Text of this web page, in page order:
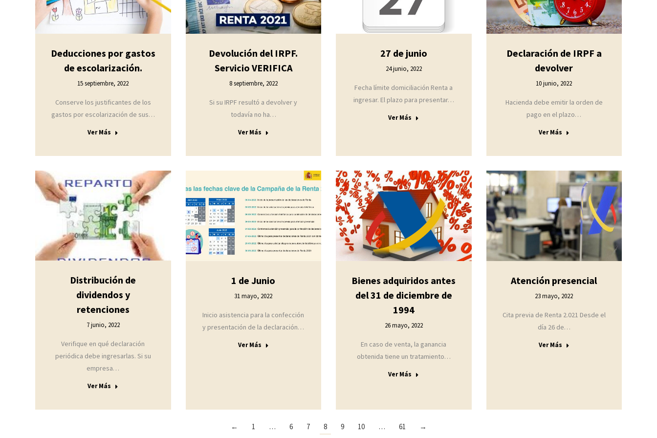
Deducciones por gastos
de escolarización.
15 septiembre, 2022
Conserve los justificantes de los
gastos por escolarización de sus…
Ver Más
Devolución del IRPF.
Servicio VERIFICA
8 septiembre, 2022
Si su IRPF resultó a devolver y
todavía no ha…
Ver Más
27 de junio
24 junio, 2022
Fecha límite domiciliación Renta a
ingresar. El plazo para presentar…
Ver Más
Declaración de IRPF a
devolver
10 junio, 2022
Hacienda debe emitir la orden de
pago en el plazo…
Ver Más
Distribución de
dividendos y
retenciones
7 junio, 2022
Verifique en qué declaración
periódica debe ingresarlas. Si su
empresa…
Ver Más
1 de Junio
31 mayo, 2022
Inicio asistencia para la confección
y presentación de la declaración…
Ver Más
Bienes adquiridos antes
del 31 de diciembre de
1994
26 mayo, 2022
En caso de venta, la ganancia
obtenida tiene un tratamiento…
Ver Más
Atención presencial
23 mayo, 2022
Cita previa de Renta 2.021 Desde el
día 26 de…
Ver Más
← 1 … 6 7 8 9 10 … 61 →